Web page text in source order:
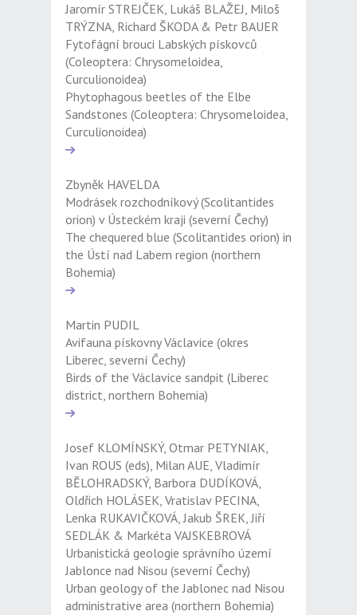
Jaromír STREJČEK, Lukáš BLAŽEJ, Miloš
TRÝZNA, Richard ŠKODA & Petr BAUER
Fytofágní brouci Labských pískovců
(Coleoptera: Chrysomeloidea,
Curculionoidea)
Phytophagous beetles of the Elbe
Sandstones (Coleoptera: Chrysomeloidea,
Curculionoidea)
Zbyněk HAVELDA
Modrásek rozchodníkový (Scolitantides
orion) v Ústeckém kraji (severní Čechy)
The chequered blue (Scolitantides orion) in
the Ústí nad Labem region (northern
Bohemia)
Martin PUDIL
Avifauna pískovny Václavice (okres
Liberec, severní Čechy)
Birds of the Václavice sandpit (Liberec
district, northern Bohemia)
Josef KLOMÍNSKÝ, Otmar PETYNIAK,
Ivan ROUS (eds), Milan AUE, Vladimír
BĚLOHRADSKÝ, Barbora DUDÍKOVÁ,
Oldřich HOLÁSEK, Vratislav PECINA,
Lenka RUKAVIČKOVÁ, Jakub ŠREK, Jiří
SEDLÁK & Markéta VAJSKEBROVÁ
Urbanistická geologie správního území
Jablonce nad Nisou (severní Čechy)
Urban geology of the Jablonec nad Nisou
administrative area (northern Bohemia)